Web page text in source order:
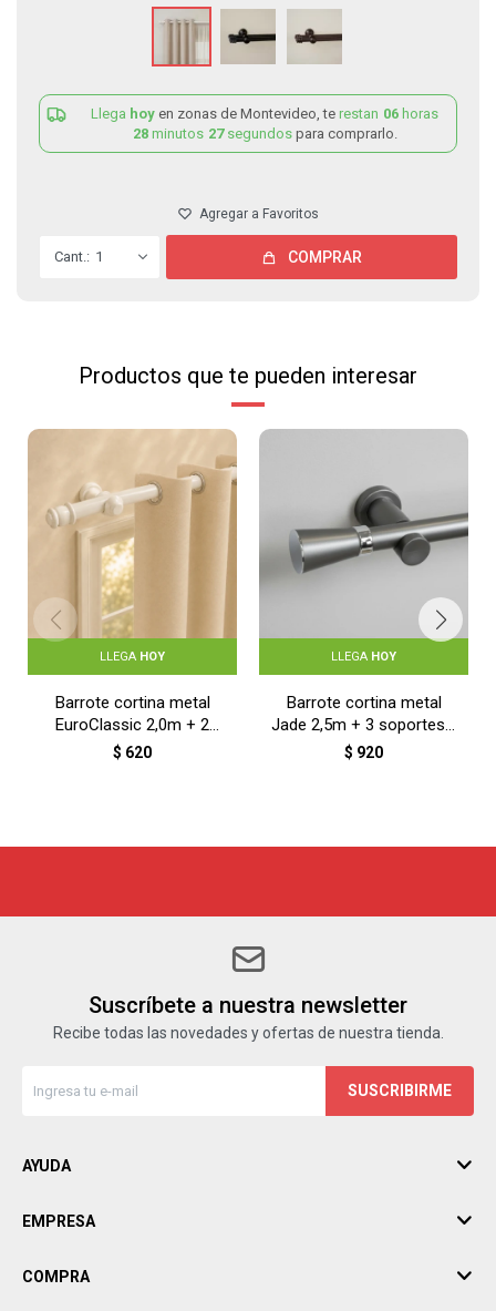
Llega hoy en zonas de Montevideo, te restan 06 horas
28 minutos 27segundos para comprarlo.
1 COMPRAR
Productos que te pueden interesar
LLEGA HOY
Barrote cortina metal
EuroClassic 2,0m + 2
soportes - BLANCO
$ 620
LLEGA HOY
Barrote cortina metal
Jade 2,5m + 3 soportes -
PLATEADO
$ 920
Suscríbete a nuestra newsletter
Recibe todas las novedades y ofertas de nuestra tienda.
SUSCRIBIRME
AYUDA
EMPRESA
COMPRA